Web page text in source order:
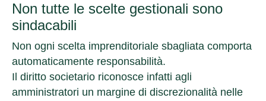
Non tutte le scelte gestionali sono
sindacabili
Non ogni scelta imprenditoriale sbagliata comporta
automaticamente responsabilità.
Il diritto societario riconosce infatti agli
amministratori un margine di discrezionalità nelle